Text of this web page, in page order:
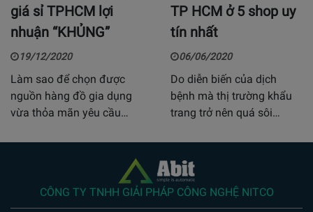
giá sỉ TPHCM lợi
nhuận “KHỦNG”
19/12/2020
Làm sao để chọn được
nguồn hàng đồ gia dụng
vừa thỏa mãn yêu cầu…
TP HCM ở 5 shop uy
tín nhất
06/06/2020
Do diễn biến của dịch
bệnh mà thị trường khẩu
trang trở nên quá sôi…
CÔNG TY TNHH GIẢI PHÁP CÔNG NGHỆ NITCO